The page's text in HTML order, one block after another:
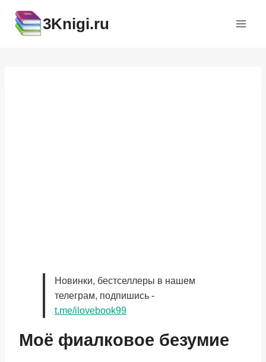
содержимому
3Knigi.ru
Новинки, бестселлеры в нашем
телеграм, подпишись -
t.me/ilovebook99
Моё фиалковое безумие